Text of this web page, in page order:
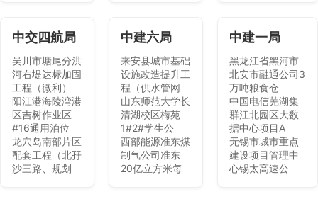
中交四航局
吴川市塘尾分洪
河右堤达标加固
工程（微利）
阳江港海陵湾港
区吉树作业区
#16通用泊位
龙穴岛南部片区
配套工程（北孖
沙三路、规划
中建六局
来安县城市基础
设施改造提升工
程（供水管网
山东师范大学长
清湖校区梅苑
1#2#学生公
西部能源准东煤
制气公司准东
20亿立方米每
中建一局
黑龙江省黑河市
北安市融通公司3
万吨粮食仓
中国电信芜湖集
群江北园区大数
据中心项目A
无锡市城市重点
建设项目管理中
心锡太高速公